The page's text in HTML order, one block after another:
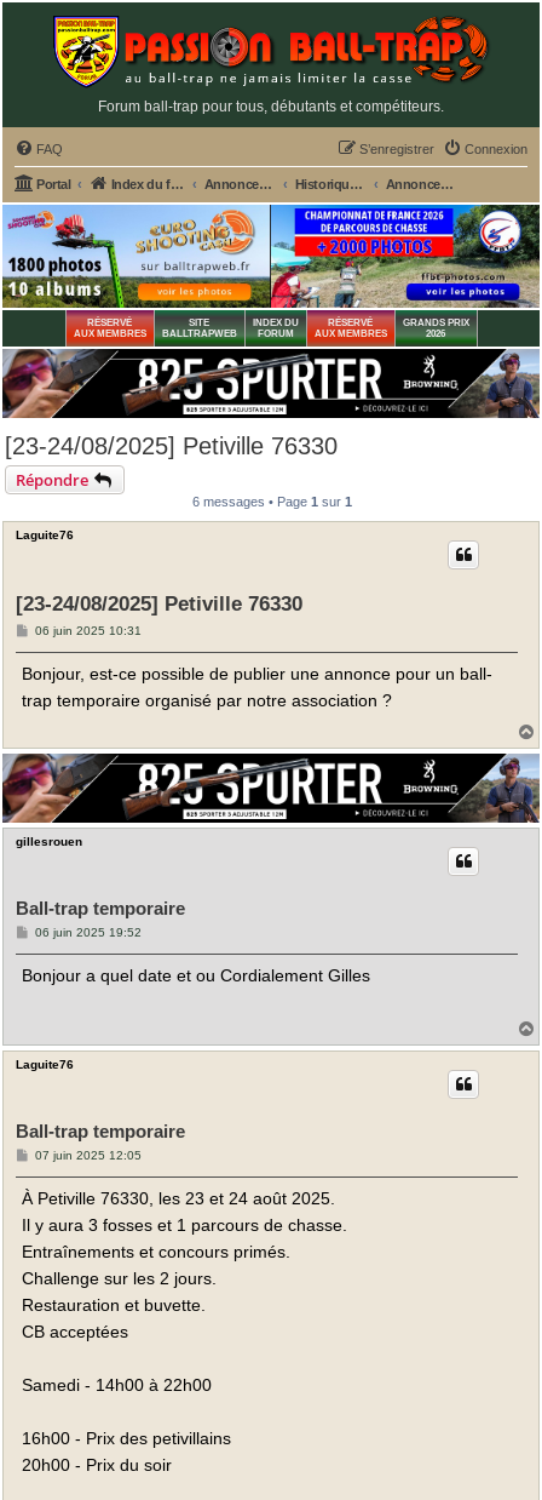
Forum ball-trap pour tous, débutants et compétiteurs.
FAQ Connexion
S’enregistrer
Portal Index du forum Annonces GRATUITES PASSION BALL-TRAP Historiques des annonces CONCOURS, GP des stands Annonces CONCOURS, GP des stands 2025
RÉSERVÉ
AUX MEMBRES
SITE
BALLTRAPWEB
INDEX DU
FORUM
RÉSERVÉ
AUX MEMBRES
GRANDS PRIX
2026
[23-24/08/2025] Petiville 76330
Répondre
6 messages • Page 1 sur 1
Laguite76
[23-24/08/2025] Petiville 76330
M
s
g
06 juin 2025 10:31
Bonjour, est-ce possible de publier une annonce pour un ball-
trap temporaire organisé par notre association ?
t
gillesrouen
Ball-trap temporaire
M
s
06 juin 2025 19:52
Bonjour a quel date et ou Cordialement Gilles
Laguite76
Ball-trap temporaire
M
s
g
07 juin 2025 12:05
À Petiville 76330, les 23 et 24 août 2025.
Il y aura 3 fosses et 1 parcours de chasse.
Entraînements et concours primés.
Challenge sur les 2 jours.
Restauration et buvette.
CB acceptées
Samedi - 14h00 à 22h00
16h00 - Prix des petivillains
20h00 - Prix du soir